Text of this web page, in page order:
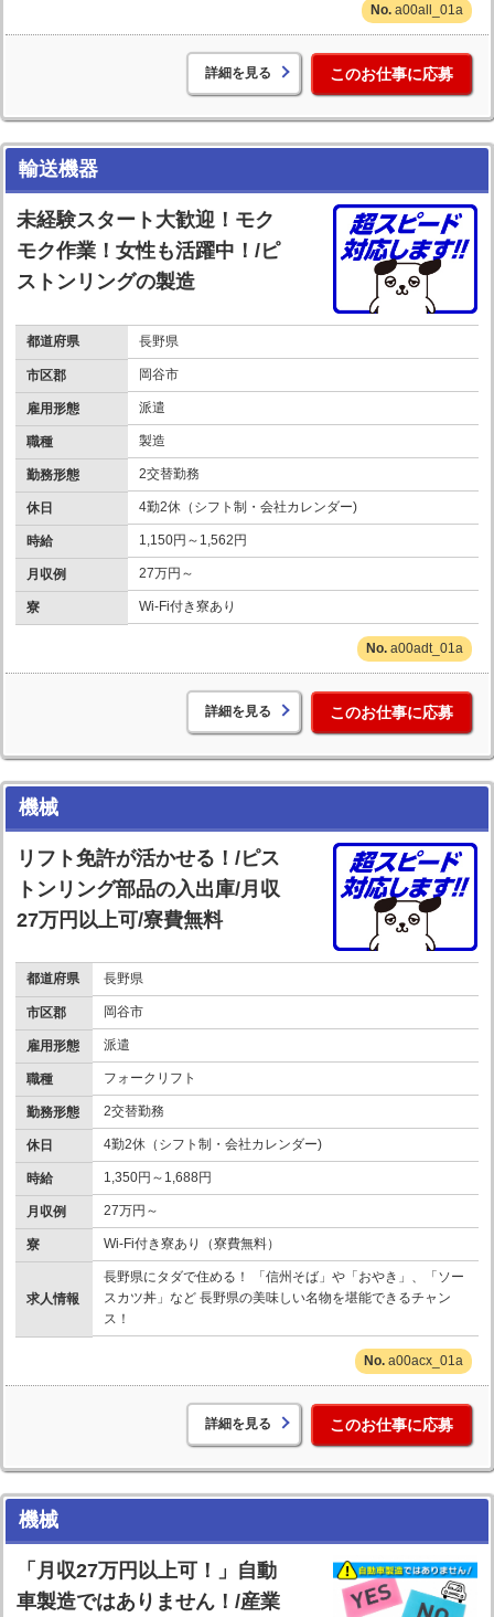
a00all_01a
詳細を見る このお仕事に応募
輸送機器
未経験スタート大歓迎！モク
モク作業！女性も活躍中！/ピ
ストンリングの製造
都道府県 長野県
市区郡 岡谷市
雇用形態 派遣
職種 製造
勤務形態 2交替勤務
休日 4勤2休（シフト制・会社カレンダー)
時給 1,150円～1,562円
月収例 27万円～
寮 Wi-Fi付き寮あり
a00adt_01a
詳細を見る このお仕事に応募
機械
リフト免許が活かせる！/ピス
トンリング部品の入出庫/月収
27万円以上可/寮費無料
都道府県 長野県
市区郡 岡谷市
雇用形態 派遣
職種 フォークリフト
勤務形態 2交替勤務
休日 4勤2休（シフト制・会社カレンダー)
時給 1,350円～1,688円
月収例 27万円～
寮 Wi-Fi付き寮あり（寮費無料）
求人情報
長野県にタダで住める！ 「信州そば」や「おやき」、「ソー
スカツ丼」など 長野県の美味しい名物を堪能できるチャン
ス！
a00acx_01a
詳細を見る このお仕事に応募
機械
「月収27万円以上可！」自動
車製造ではありません！/産業